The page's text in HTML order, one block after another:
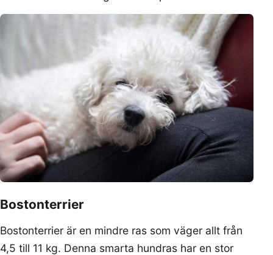
Bostonterrier
Bostonterrier är en mindre ras som väger allt från
4,5 till 11 kg. Denna smarta hundras har en stor